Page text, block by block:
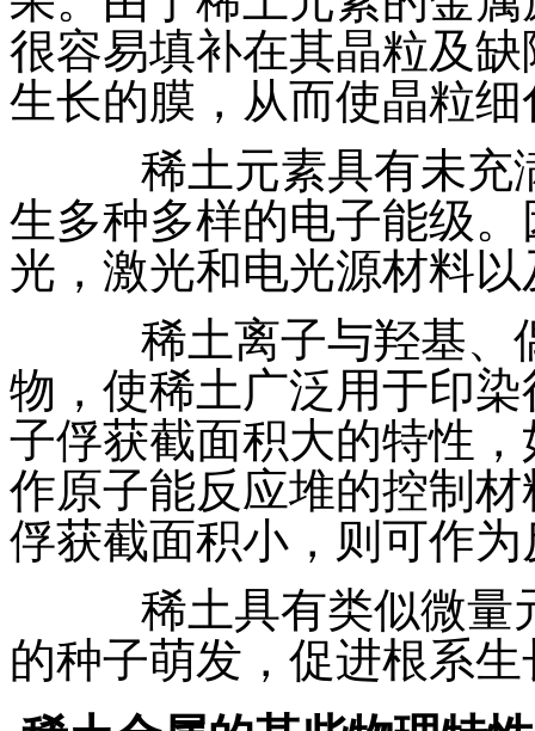
很容易填补在其晶粒及
生长的膜，从而使晶粒
稀土元素具有未充
生多种多样的电子能级
光，激光和电光源材料
稀土离子与羟基、
物，使稀土广泛用于印
子俘获截面积大的特性
作原子能反应堆的控制
俘获截面积小，则可作
稀土具有类似微量
的种子萌发，促进根系